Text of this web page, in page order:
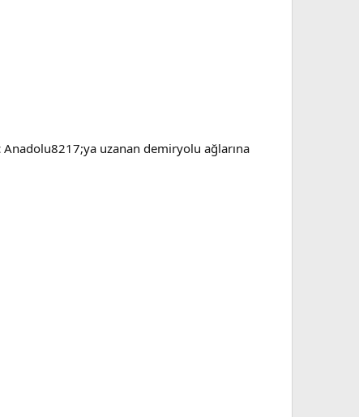
uzanan demiryolu ağlarına